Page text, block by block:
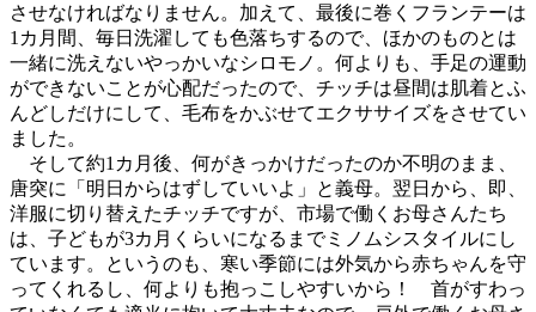
させなければなりません。加えて、最後に巻くフランテーは
1カ月間、毎日洗濯しても色落ちするので、ほかのものとは
一緒に洗えないやっかいなシロモノ。何よりも、手足の運動
ができないことが心配だったので、チッチは昼間は肌着とふ
んどしだけにして、毛布をかぶせてエクササイズをさせてい
ました。
そして約1カ月後、何がきっかけだったのか不明のまま、
唐突に「明日からはずしていいよ」と義母。翌日から、即、
洋服に切り替えたチッチですが、市場で働くお母さんたち
は、子どもが3カ月くらいになるまでミノムシスタイルにし
ています。というのも、寒い季節には外気から赤ちゃんを守
ってくれるし、何よりも抱っこしやすいから！ 首がすわっ